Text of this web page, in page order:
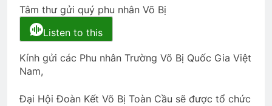
CHÚ CHUỘT TRONG TÙ (Lưu Hiểu Ba)
3 Years Ago
3 Years Ago
Tâm thư gửi quý phu nhân Võ Bị
Listen to this
Kính gửi các Phu nhân Trường Võ Bị Quốc Gia Việt
Nam,
Đại Hội Đoàn Kết Võ Bị Toàn Cầu sẽ được tổ chức